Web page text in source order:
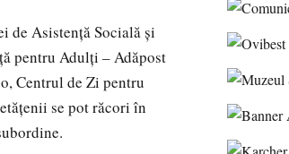
de Asistență Socială și
pentru Adulți – Adăpost
Centrul de Zi pentru
se pot răcori în